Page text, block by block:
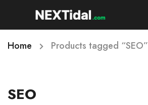
Home Products tagged “SEO”
SEO